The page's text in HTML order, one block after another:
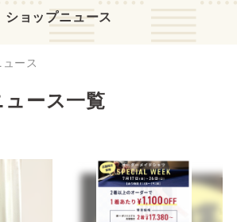
レストラン・カフェ ショップニュース
は
木曜の市
floor
ロア
10:00 ~ 20:00
floor
フロア
ショップニュース
ース
ース一覧